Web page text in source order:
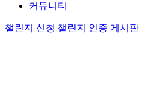
커뮤니티
챌린지 신청 챌린지 인증 게시판